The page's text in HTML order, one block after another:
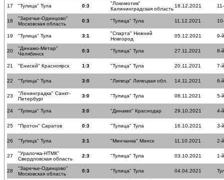
17 "Тулица" Тула 0:3
"Локомотив"
Калининградская область
18.12.2021
18
"Заречье-Одинцово"
Московская область
0:3 "Тулица" Тула 11.12.2021
19 "Тулица" Тула 3:1
"Спарта" Нижний
Новгород
05.12.2021 9-
20
"Динамо-Метар"
Челябинск
0:3 "Тулица" Тула 27.11.2021 8-
21 "Енисей" Красноярск 1:3 "Тулица" Тула 20.11.2021 7-
22 "Тулица" Тула 3:0 "Липецк" Липецкая обл. 14.11.2021 6-
23
"Ленинградка" Санкт-
Петербург
3:0 "Тулица" Тула 08.11.2021 5-
24 "Тулица" Тула 3:0 "Динамо" Краснодар 29.10.2021 4-
25 "Протон" Саратов 0:3 "Тулица" Тула 16.10.2021 3-
26 "Тулица" Тула 3:1 "Минчанка" Минск 11.10.2021 2-
27
"Уралочка-НТМК"
Свердловская область
2:3 "Тулица" Тула 03.10.2021 1-
28
"Заречье-Одинцово"
Московская область
0:3 "Тулица" Тула 04.04.2021